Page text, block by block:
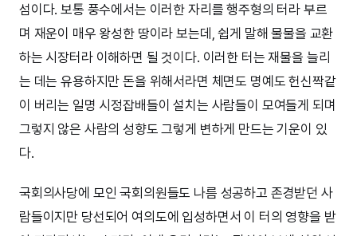
섬이다. 보통 풍수에서는 이러한 자리를 행주형의 터라 부르
며 재운이 매우 왕성한 땅이라 보는데, 쉽게 말해 물물을 교환
하는 시장터라 이해하면 될 것이다. 이러한 터는 재물을 늘리
는 데는 유용하지만 돈을 위해서라면 체면도 명예도 헌신짝같
이 버리는 일명 시정잡배들이 설치는 사람들이 모여들게 되며
그렇지 않은 사람의 성향도 그렇게 변하게 만드는 기운이 있
다.
국회의사당에 모인 국회의원들도 나름 성공하고 존경받던 사
람들이지만 당선되어 여의도에 입성하면서 이 터의 영향을 받